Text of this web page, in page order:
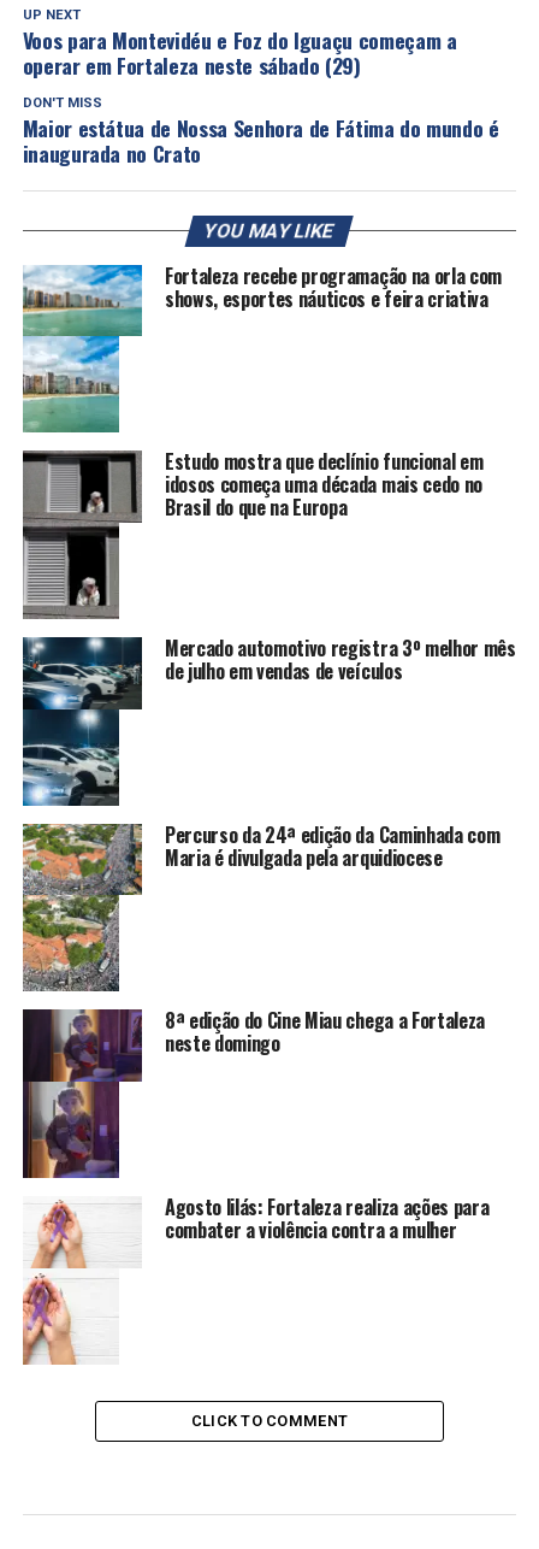
UP NEXT
Voos para Montevidéu e Foz do Iguaçu começam a
operar em Fortaleza neste sábado (29)
DON'T MISS
Maior estátua de Nossa Senhora de Fátima do mundo é
inaugurada no Crato
YOU MAY LIKE
Fortaleza recebe programação na orla com
shows, esportes náuticos e feira criativa
Estudo mostra que declínio funcional em
idosos começa uma década mais cedo no
Brasil do que na Europa
Mercado automotivo registra 3º melhor mês
de julho em vendas de veículos
Percurso da 24ª edição da Caminhada com
Maria é divulgada pela arquidiocese
8ª edição do Cine Miau chega a Fortaleza
neste domingo
Agosto lilás: Fortaleza realiza ações para
combater a violência contra a mulher
CLICK TO COMMENT